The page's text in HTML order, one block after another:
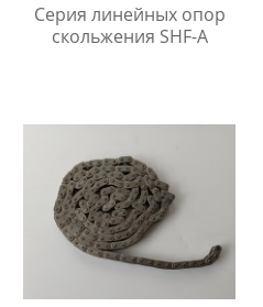
Серия линейных опор
скольжения SHF-A